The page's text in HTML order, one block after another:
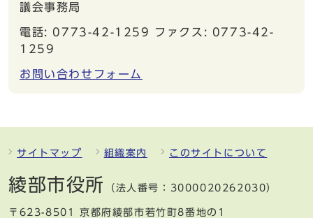
議会事務局
電話: 0773-42-1259 ファクス: 0773-42-
1259
お問い合わせフォーム
サイトマップ 組織案内 このサイトについて
綾部市役所 （法人番号：3000020262030）
〒623-8501 京都府綾部市若竹町8番地の1